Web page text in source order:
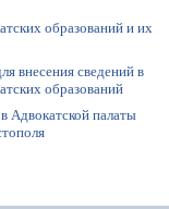
образований и их
внесения сведений в
образований
Адвокатской палаты